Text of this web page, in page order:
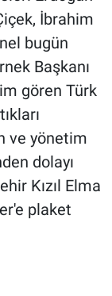
İbrahim
bugün
Başkanı
gören Türk
ve yönetim
dolayı
Kızıl Elma
plaket